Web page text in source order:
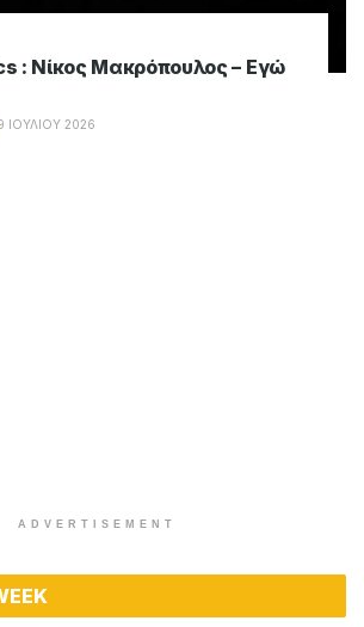
: Νίκος Μακρόπουλος – Εγώ
ΙΟΥΛΊΟΥ 2026
ADVERTISEMENT